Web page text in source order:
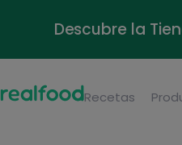
Descubre la
Recetas